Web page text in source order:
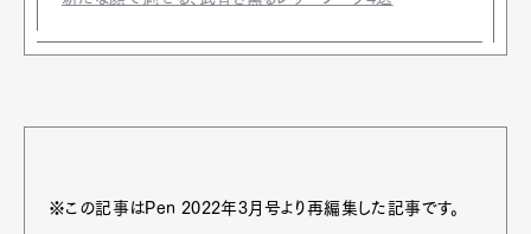
※この記事はPen 2022年3月号より再編集した記事です。